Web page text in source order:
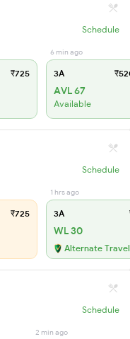
Schedule
₹725
6 min ago
3A
AVL 67
Available
Schedule
₹725
1 hrs ago
3A
WL 30
Alternate
Schedule
2 min ago